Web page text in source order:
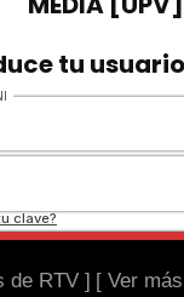
de RTV ] [ Ver